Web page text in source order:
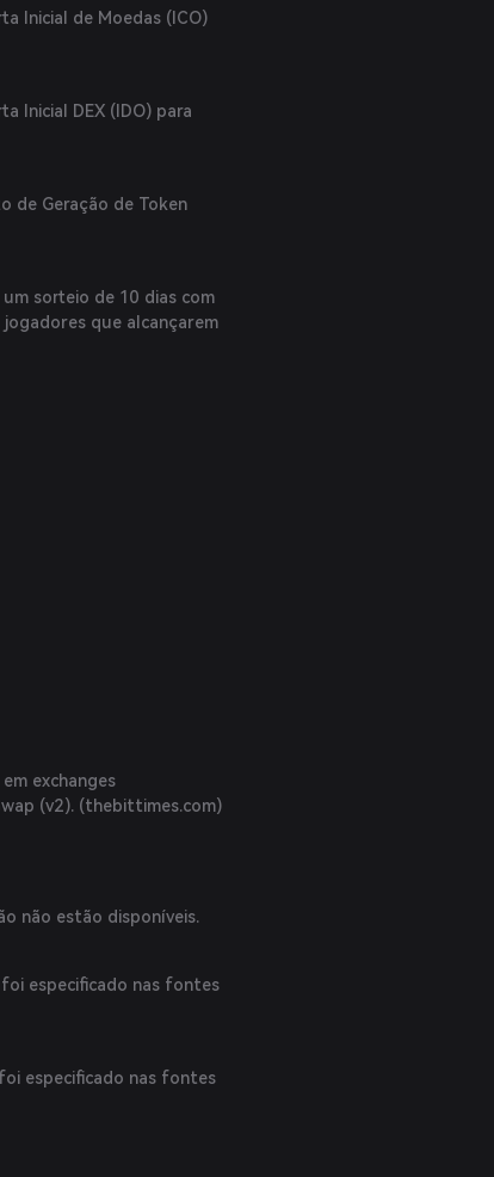
Inicial de Moedas (ICO)
Inicial DEX (IDO) para
de Geração de Token
sorteio de 10 dias com
que alcançarem
exchanges
(v2). (thebittimes.com)
não estão disponíveis.
especificado nas fontes
especificado nas fontes